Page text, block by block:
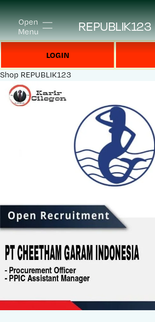
Open
Menu
REPUBLIK123
LOGIN
Shop REPUBLIK123